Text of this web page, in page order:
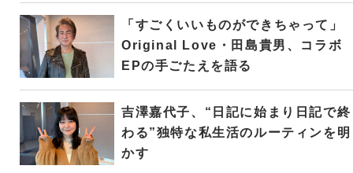
「すごくいいものができちゃって」
Original Love・田島貴男、コラボ
EPの手ごたえを語る
吉澤嘉代子、“日記に始まり日記で終
わる”独特な私生活のルーティンを明
かす